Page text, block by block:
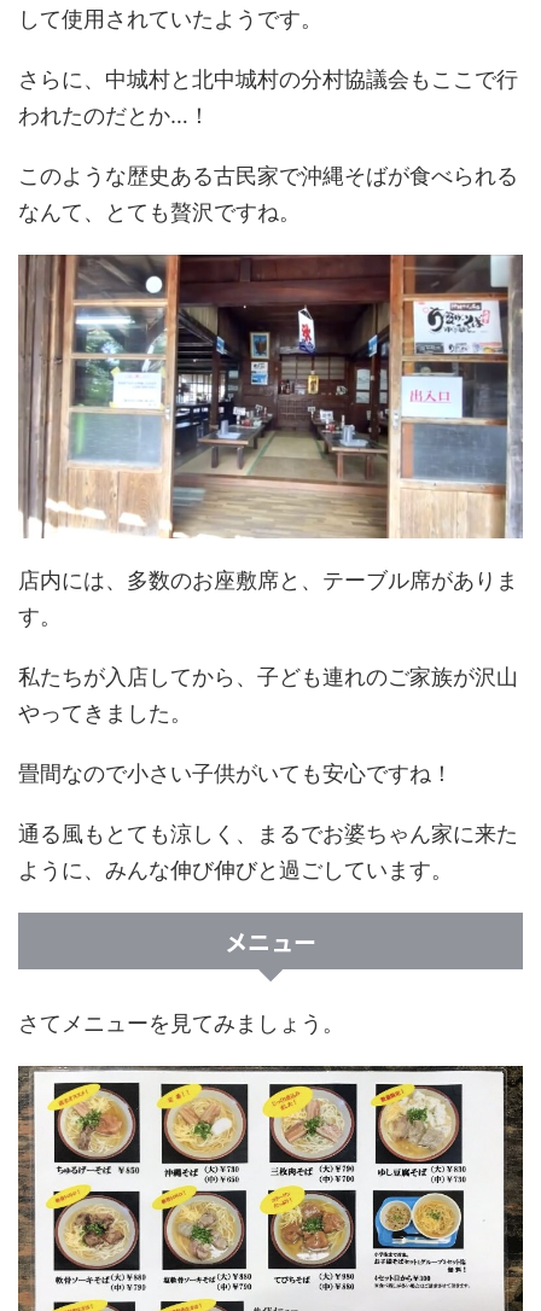
して使用されていたようです。
さらに、中城村と北中城村の分村協議会もここで行
われたのだとか…！
このような歴史ある古民家で沖縄そばが食べられる
なんて、とても贅沢ですね。
店内には、多数のお座敷席と、テーブル席がありま
す。
私たちが入店してから、子ども連れのご家族が沢山
やってきました。
畳間なので小さい子供がいても安心ですね！
通る風もとても涼しく、まるでお婆ちゃん家に来た
ように、みんな伸び伸びと過ごしています。
メニュー
さてメニューを見てみましょう。